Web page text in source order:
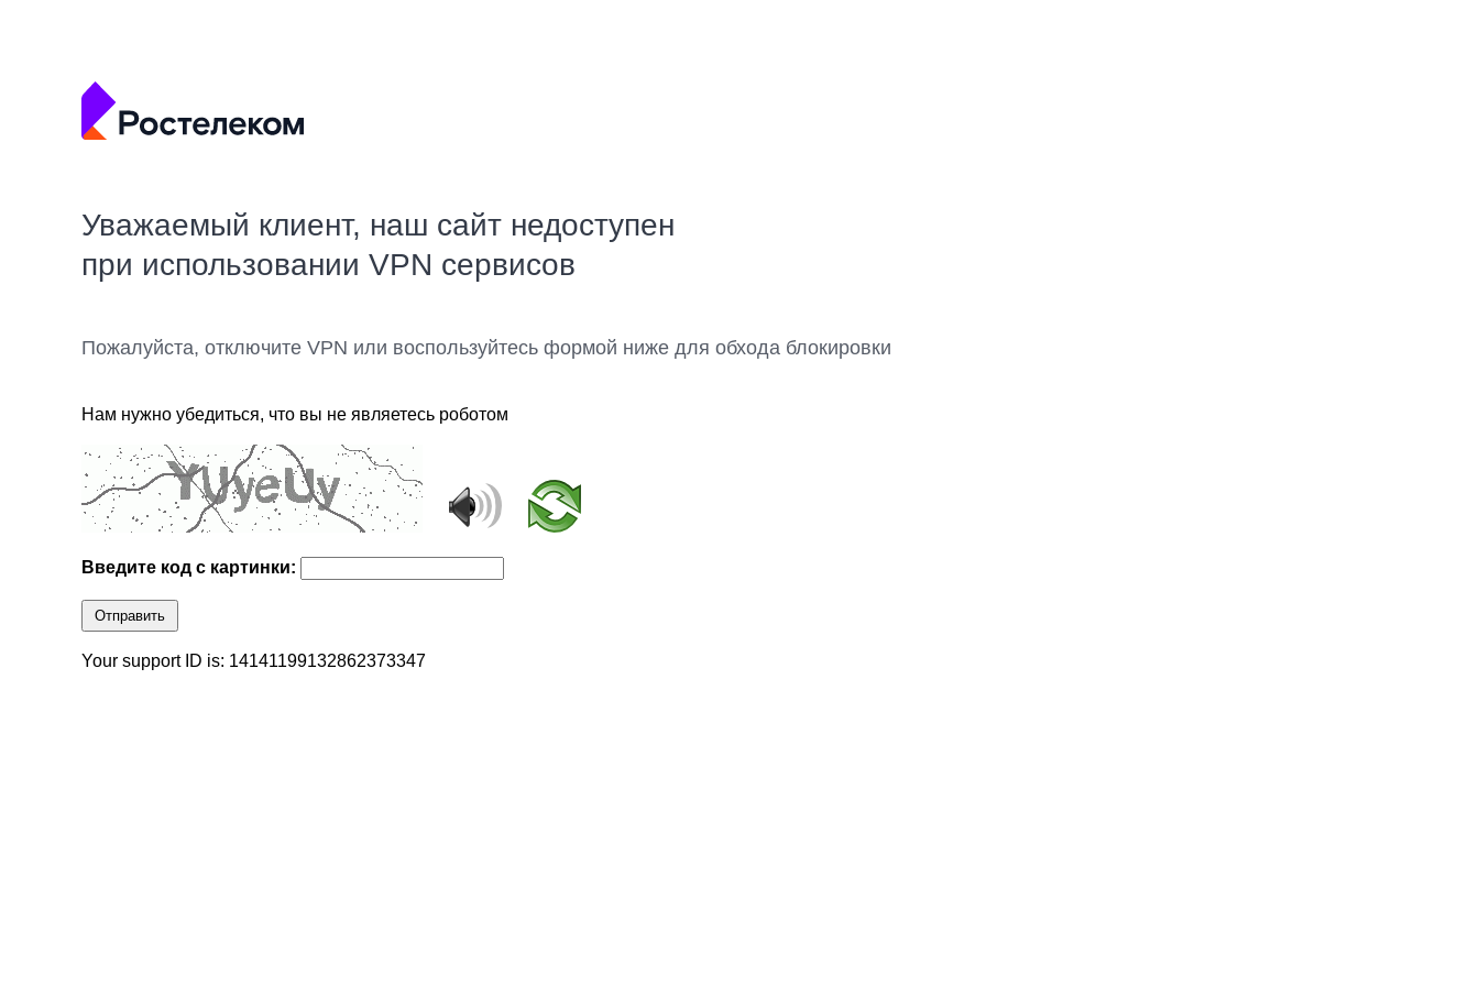
Уважаемый клиент, наш сайт недоступен
при использовании VPN сервисов
Пожалуйста, отключите VPN или воспользуйтесь формой ниже для обхода блокировки
Нам нужно убедиться, что вы не являетесь роботом
Введите код с картинки:
Отправить
Your support ID is: 14141199132862373347